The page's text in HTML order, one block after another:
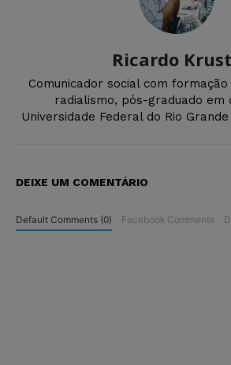
Ricardo
Comunicador social com
radialismo, pós-graduado em
Universidade Federal do Rio
DEIXE UM COMENTÁRIO
Default Comments (0) Facebook Comments